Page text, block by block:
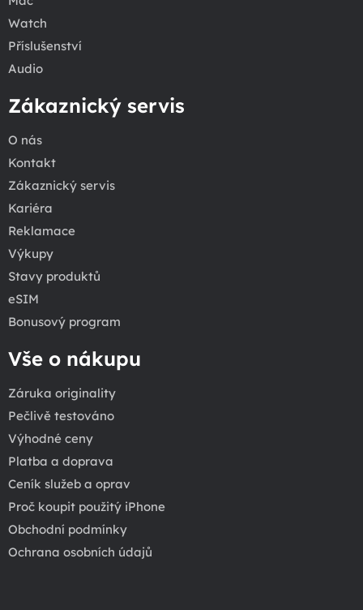
Watch
Příslušenství
Audio
Zákaznický servis
O nás
Kontakt
Zákaznický servis
Kariéra
Reklamace
Výkupy
Stavy produktů
eSIM
Bonusový program
Vše o nákupu
Záruka originality
Pečlivě testováno
Výhodné ceny
Platba a doprava
Ceník služeb a oprav
Proč koupit použitý iPhone
Obchodní podmínky
Ochrana osobních údajů